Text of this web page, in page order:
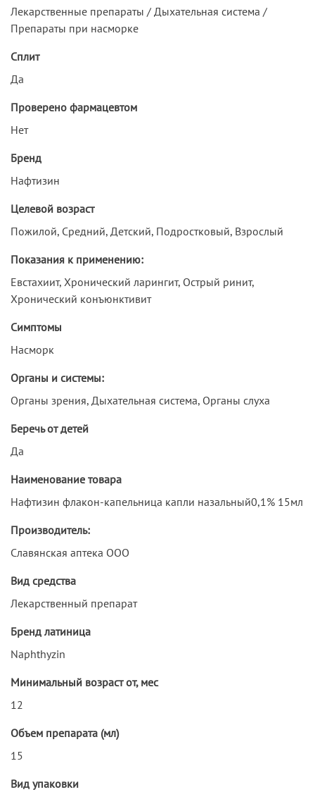
Лекарственные препараты / Дыхательная система /
Препараты при насморке
Сплит
Да
Проверено фармацевтом
Нет
Бренд
Нафтизин
Целевой возраст
Пожилой, Средний, Детский, Подростковый, Взрослый
Показания к применению:
Евстахиит, Хронический ларингит, Острый ринит,
Хронический конъюнктивит
Симптомы
Насморк
Органы и системы:
Органы зрения, Дыхательная система, Органы слуха
Беречь от детей
Да
Наименование товара
Нафтизин флакон-капельница капли назальный0,1% 15мл
Производитель:
Славянская аптека ООО
Вид средства
Лекарственный препарат
Бренд латиница
Naphthyzin
Минимальный возраст от, мес
12
Объем препарата (мл)
15
Вид упаковки